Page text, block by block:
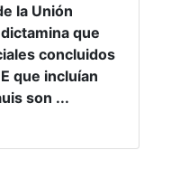
la Unión
que
concluidos
que incluían
son ...